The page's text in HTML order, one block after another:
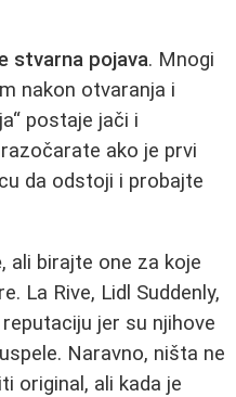
stvarna pojava. Mnogi
nakon otvaranja i
postaje jači i
ako je prvi
da odstoji i probajte
, ali birajte one za koje
La Rive, Lidl Suddenly,
jer su njihove
Naravno, ništa ne
original, ali kada je